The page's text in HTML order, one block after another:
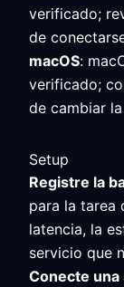
verificado;
de
macOS:
verificado;
de cambiar
Setup
Registre la
para la tarea
latencia, la
servicio que
Conecte una